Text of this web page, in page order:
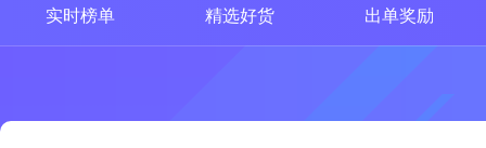
实时榜单 精选好货 出单奖励